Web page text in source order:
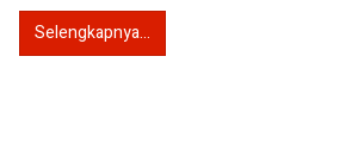
Selengkapnya...